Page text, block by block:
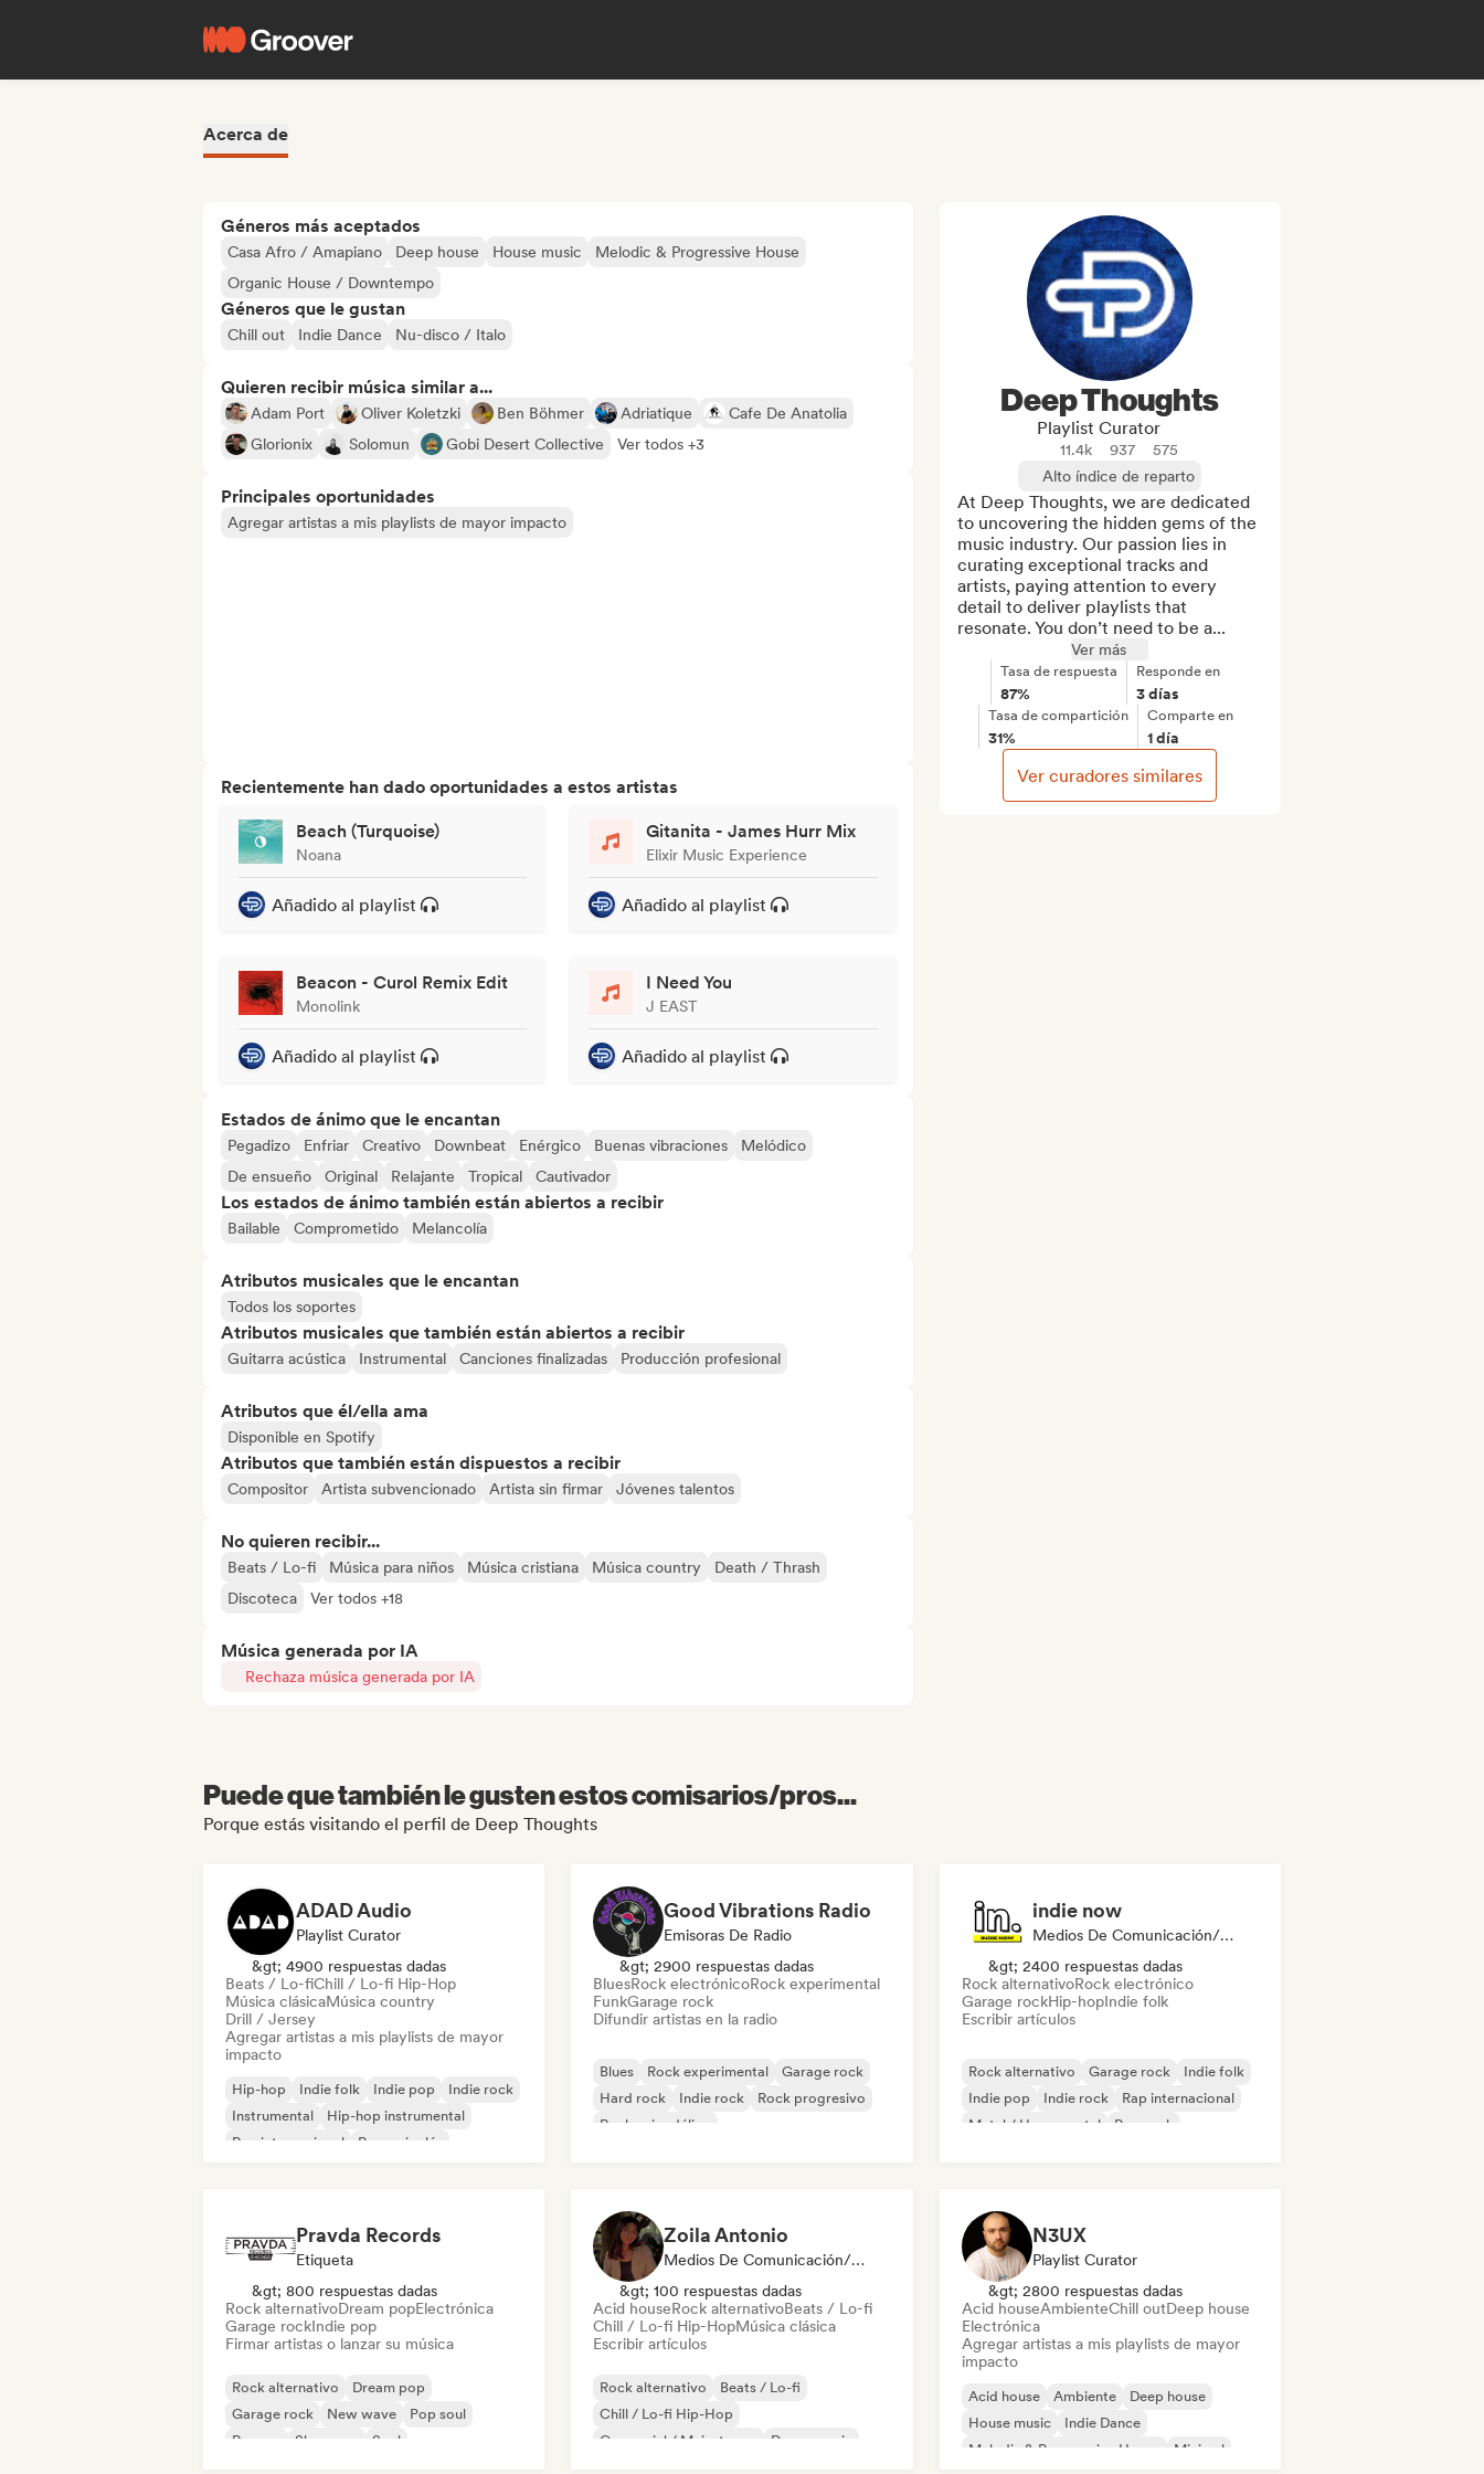
Acerca de
Géneros más aceptados
Casa Afro / Amapiano Deep house House music
Melodic & Progressive House
Organic House / Downtempo
Géneros que le gustan
Chill out Indie Dance Nu-disco / Italo
Quieren recibir música similar a...
Adam Port Oliver Koletzki Ben Böhmer Adriatique
Cafe De Anatolia
Glorionix
Solomun Gobi Desert Collective Ver todos +3
Principales oportunidades
Agregar artistas a mis playlists de mayor impacto
Recientemente han dado oportunidades a estos artistas
Beach (Turquoise)
Noana
Añadido al playlist
Gitanita - James Hurr Mix
Elixir Music Experience
Añadido al playlist
Beacon - Curol Remix Edit
Monolink
Añadido al playlist
I Need You
J EAST
Añadido al playlist
Estados de ánimo que le encantan
Pegadizo Enfriar Creativo Downbeat Enérgico Buenas vibraciones
Melódico
De ensueño
Original Relajante Tropical Cautivador
Los estados de ánimo también están abiertos a recibir
Bailable Comprometido Melancolía
Atributos musicales que le encantan
Todos los soportes
Atributos musicales que también están abiertos a recibir
Guitarra acústica Instrumental Canciones finalizadas Producción profesional
Atributos que él/ella ama
Disponible en Spotify
Atributos que también están dispuestos a recibir
Compositor Artista subvencionado Artista sin firmar Jóvenes talentos
No quieren recibir...
Beats / Lo-fi Música para niños Música cristiana Música country
Death / Thrash
Discoteca
Ver todos +18
Música generada por IA
Rechaza música generada por IA
Deep Thoughts
Playlist Curator
11.4k 937
575
Alto índice de reparto
At Deep Thoughts, we are dedicated
to uncovering the hidden gems of the
music industry. Our passion lies in
curating exceptional tracks and
artists, paying attention to every
detail to deliver playlists that
resonate. You don’t need to be a...
Ver más
Tasa de respuesta
87%
Responde en
3 días
Tasa de compartición
31%
Comparte en
1 día
Ver curadores similares
Puede que también le gusten estos comisarios/pros...
Porque estás visitando el perfil de Deep Thoughts
ADAD Audio
Playlist Curator
&gt; 4900 respuestas dadas
Beats / Lo-fiChill / Lo-fi Hip-Hop
Música clásicaMúsica country
Drill / Jersey
Agregar artistas a mis playlists de mayor
impacto
Hip-hop Indie folk Indie pop
Indie rock
Instrumental
Hip-hop instrumental
Rap internacional
Rap en inglés
Good Vibrations Radio
Emisoras De Radio
&gt; 2900 respuestas dadas
BluesRock electrónicoRock experimental
FunkGarage rock
Difundir artistas en la radio
Blues Rock experimental
Garage rock
Hard rock
Indie rock
Rock progresivo
Rock psicodélico
indie now
Medios De Comunicación/Periodista
&gt; 2400 respuestas dadas
Rock alternativoRock electrónico
Garage rockHip-hopIndie folk
Escribir artículos
Rock alternativo Garage rock
Indie folk
Indie pop
Indie rock
Rap internacional
Metal / Heavy metal
Pop rock
Pravda Records
Etiqueta
&gt; 800 respuestas dadas
Rock alternativoDream popElectrónica
Garage rockIndie pop
Firmar artistas o lanzar su música
Rock alternativo
Dream pop
Garage rock
New wave
Pop soul
Reggae
Shoegaze Soul
Zoila Antonio
Medios De Comunicación/Periodista
&gt; 100 respuestas dadas
Acid houseRock alternativoBeats / Lo-fi
Chill / Lo-fi Hip-HopMúsica clásica
Escribir artículos
Rock alternativo
Beats / Lo-fi
Chill / Lo-fi Hip-Hop
Comercial / Mainstream
Dance music
N3UX
Playlist Curator
&gt; 2800 respuestas dadas
Acid houseAmbienteChill outDeep house
Electrónica
Agregar artistas a mis playlists de mayor
impacto
Acid house Ambiente
Deep house
House music
Indie Dance
Melodic & Progressive House
Minimal